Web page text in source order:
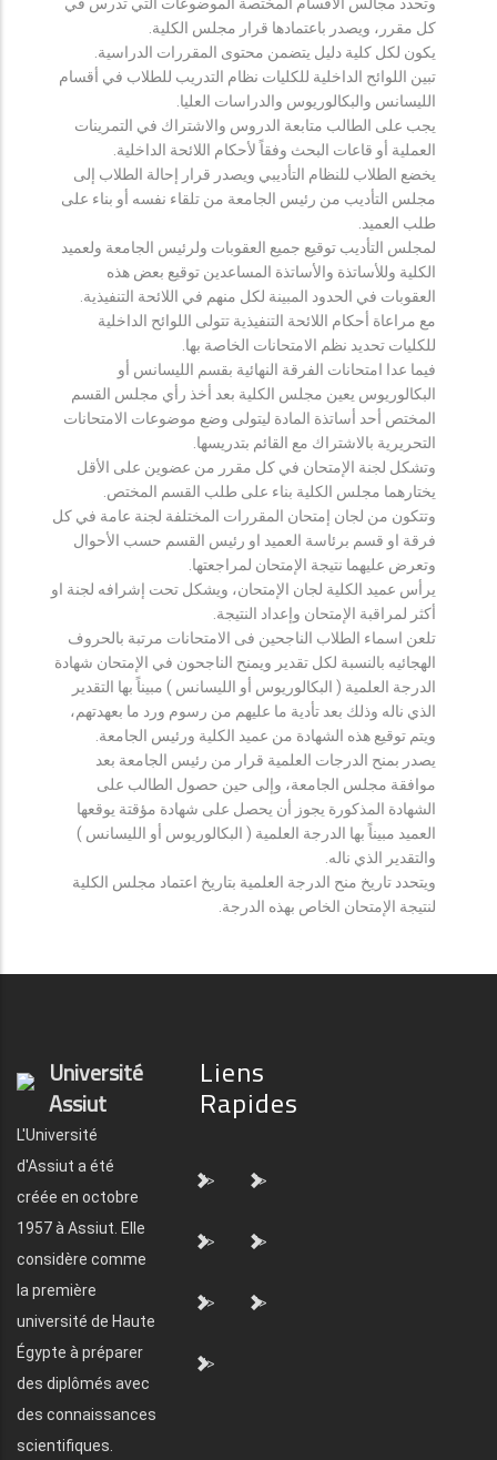
كل مقرر، ويصدر باعتمادها قرار مجلس الكلية.
يكون لكل كلية دليل يتضمن محتوى المقررات الدراسية.
تبين اللوائح الداخلية للكليات نظام التدريب للطلاب في أقسام
الليسانس والبكالوريوس والدراسات العليا.
يجب على الطالب متابعة الدروس والاشتراك في التمرينات
العملية أو قاعات البحث وفقاً لأحكام اللائحة الداخلية.
يخضع الطلاب للنظام التأديبي ويصدر قرار إحالة الطلاب إلى
مجلس التأديب من رئيس الجامعة من تلقاء نفسه أو بناء على
طلب العميد.
لمجلس التأديب توقيع جميع العقوبات ولرئيس الجامعة ولعميد
الكلية وللأساتذة والأساتذة المساعدين توقيع بعض هذه
العقوبات في الحدود المبينة لكل منهم في اللائحة التنفيذية.
مع مراعاة أحكام اللائحة التنفيذية تتولى اللوائح الداخلية
للكليات تحديد نظم الامتحانات الخاصة بها.
فيما عدا امتحانات الفرقة النهائية بقسم الليسانس أو
البكالوريوس يعين مجلس الكلية بعد أخذ رأي مجلس القسم
المختص أحد أساتذة المادة ليتولى وضع موضوعات الامتحانات
التحريرية بالاشتراك مع القائم بتدريسها.
وتشكل لجنة الإمتحان في كل مقرر من عضوين على الأقل
يختارهما مجلس الكلية بناء على طلب القسم المختص.
وتتكون من لجان إمتحان المقررات المختلفة لجنة عامة في كل
فرقة او قسم برئاسة العميد او رئيس القسم حسب الأحوال
وتعرض عليهما نتيجة الإمتحان لمراجعتها.
يرأس عميد الكلية لجان الإمتحان، ويشكل تحت إشرافه لجنة او
أكثر لمراقبة الإمتحان وإعداد النتيجة.
تلعن اسماء الطلاب الناجحين فى الامتحانات مرتبة بالحروف
الهجائيه بالنسبة لكل تقدير ويمنح الناجحون في الإمتحان شهادة
الدرجة العلمية ( البكالوريوس أو الليسانس ) مبيناً بها التقدير
الذي ناله وذلك بعد تأدية ما عليهم من رسوم ورد ما بعهدتهم،
ويتم توقيع هذه الشهادة من عميد الكلية ورئيس الجامعة.
يصدر بمنح الدرجات العلمية قرار من رئيس الجامعة بعد
موافقة مجلس الجامعة، وإلى حين حصول الطالب على
الشهادة المذكورة يجوز أن يحصل على شهادة مؤقتة يوقعها
العميد مبيناً بها الدرجة العلمية ( البكالوريوس أو الليسانس )
والتقدير الذي ناله.
ويتحدد تاريخ منح الدرجة العلمية بتاريخ اعتماد مجلس الكلية
لنتيجة الإمتحان الخاص بهذه الدرجة.
Université
Assiut
L'Université
d'Assiut a été
créée en octobre
1957 à Assiut. Elle
considère comme
la première
université de Haute
Égypte à préparer
des diplômés avec
des connaissances
scientifiques.
Liens
Rapides
"> ">
"> ">
"> ">
">